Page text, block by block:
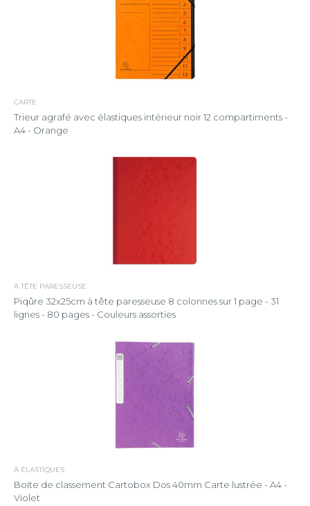
CARTE
Trieur agrafé avec élastiques intérieur noir 12 compartiments -
A4 - Orange
À TÊTE PARESSEUSE
Piqûre 32x25cm à tête paresseuse 8 colonnes sur 1 page - 31
lignes - 80 pages - Couleurs assorties
À ÉLASTIQUES
Boite de classement Cartobox Dos 40mm Carte lustrée - A4 -
Violet